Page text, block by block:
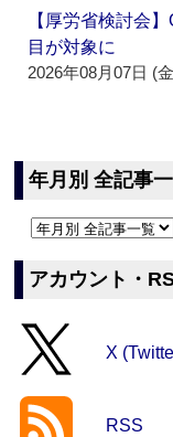
【厚労省検討会
目が対象に
2026年08月07日 (
年月別 全記事
アカウント・
X
RSS